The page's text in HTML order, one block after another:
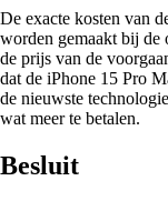
De exacte kosten van
worden gemaakt bij de
de prijs van de
dat de iPhone 15 Pro
de nieuwste
wat meer te betalen.
Besluit